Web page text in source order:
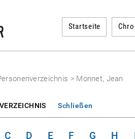
Startseite
> Monnet, Jean
Schließen
C D E F G H